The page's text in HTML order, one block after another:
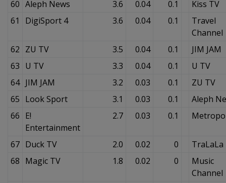
60 Aleph News 3.6 0.04 0.1
Kiss TV
61
DigiSport 4 3.6 0.04 0.1
Travel
Channel
62 ZU TV 3.5 0.04 0.1
JIM JAM
63 U TV 3.3 0.04 0.1
U TV
64 JIM JAM 3.2 0.03 0.1
ZU TV
65 Look Sport 3.1 0.03 0.1
Aleph
66 E!
Entertainment
2.7 0.03 0.1
67 Duck TV 2.0 0.02 0
TraLaLa
68 Magic TV 1.8 0.02 0
Music
Channel